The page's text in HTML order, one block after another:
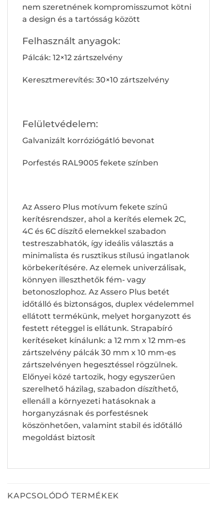
nem szeretnének kompromisszumot kötni
a design és a tartósság között
Felhasznált anyagok:
Pálcák: 12×12 zártszelvény
Keresztmerevítés: 30×10 zártszelvény
Felületvédelem:
Galvanizált korróziógátló bevonat
Porfestés RAL9005 fekete színben
Az Assero Plus motívum fekete színű
kerítésrendszer, ahol a kerítés elemek 2C,
4C és 6C díszítő elemekkel szabadon
testreszabhatók, így ideális választás a
minimalista és rusztikus stílusú ingatlanok
körbekerítésére. Az elemek univerzálisak,
könnyen illeszthetők fém- vagy
betonoszlophoz. Az Assero Plus betét
időtálló és biztonságos, duplex védelemmel
ellátott termékünk, melyet horganyzott és
festett réteggel is ellátunk. Strapabíró
kerítéseket kínálunk: a 12 mm x 12 mm-es
zártszelvény pálcák 30 mm x 10 mm-es
zártszelvényen hegesztéssel rögzülnek.
Előnyei közé tartozik, hogy egyszerűen
szerelhető házilag, szabadon díszíthető,
ellenáll a környezeti hatásoknak a
horganyzásnak és porfestésnek
köszönhetően, valamint stabil és időtálló
megoldást biztosít
KAPCSOLÓDÓ TERMÉKEK